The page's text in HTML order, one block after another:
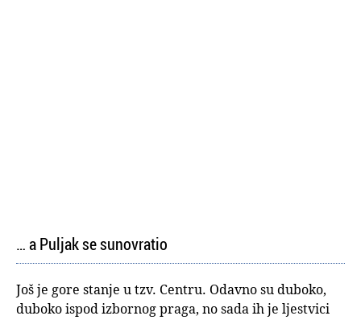
… a Puljak se sunovratio
Još je gore stanje u tzv. Centru. Odavno su duboko,
duboko ispod izbornog praga, no sada ih je ljestvici